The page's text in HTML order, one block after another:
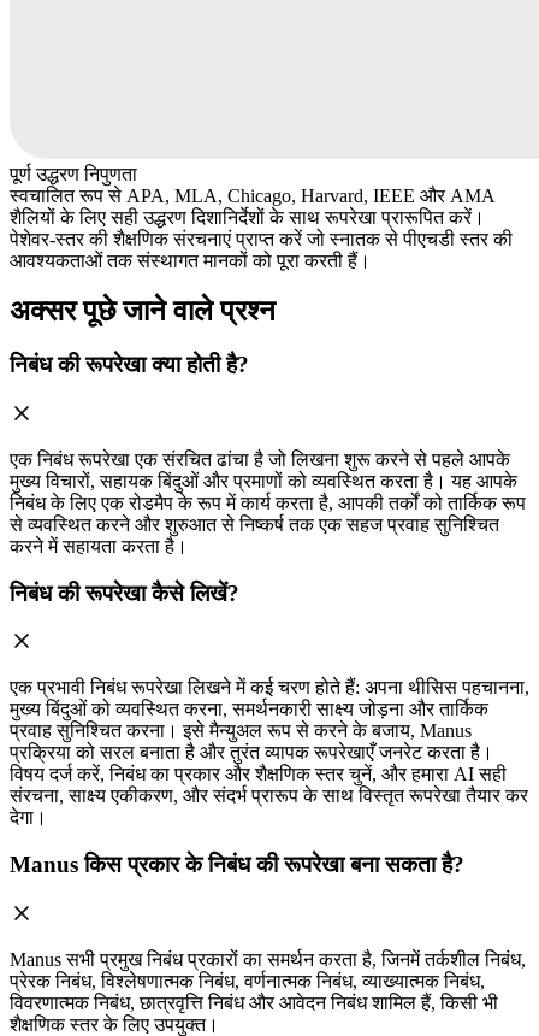
पूर्ण उद्धरण निपुणता
स्वचालित रूप से APA, MLA, Chicago, Harvard, IEEE और AMA
शैलियों के लिए सही उद्धरण दिशानिर्देशों के साथ रूपरेखा प्रारूपित करें।
पेशेवर-स्तर की शैक्षणिक संरचनाएं प्राप्त करें जो स्नातक से पीएचडी स्तर की
आवश्यकताओं तक संस्थागत मानकों को पूरा करती हैं।
अक्सर पूछे जाने वाले प्रश्न
निबंध की रूपरेखा क्या होती है?
एक निबंध रूपरेखा एक संरचित ढांचा है जो लिखना शुरू करने से पहले आपके
मुख्य विचारों, सहायक बिंदुओं और प्रमाणों को व्यवस्थित करता है। यह आपके
निबंध के लिए एक रोडमैप के रूप में कार्य करता है, आपकी तर्कों को तार्किक रूप
से व्यवस्थित करने और शुरुआत से निष्कर्ष तक एक सहज प्रवाह सुनिश्चित
करने में सहायता करता है।
निबंध की रूपरेखा कैसे लिखें?
एक प्रभावी निबंध रूपरेखा लिखने में कई चरण होते हैं: अपना थीसिस पहचानना,
मुख्य बिंदुओं को व्यवस्थित करना, समर्थनकारी साक्ष्य जोड़ना और तार्किक
प्रवाह सुनिश्चित करना। इसे मैन्युअल रूप से करने के बजाय, Manus
प्रक्रिया को सरल बनाता है और तुरंत व्यापक रूपरेखाएँ जनरेट करता है।
विषय दर्ज करें, निबंध का प्रकार और शैक्षणिक स्तर चुनें, और हमारा AI सही
संरचना, साक्ष्य एकीकरण, और संदर्भ प्रारूप के साथ विस्तृत रूपरेखा तैयार कर
देगा।
Manus किस प्रकार के निबंध की रूपरेखा बना सकता है?
Manus सभी प्रमुख निबंध प्रकारों का समर्थन करता है, जिनमें तर्कशील निबंध,
प्रेरक निबंध, विश्लेषणात्मक निबंध, वर्णनात्मक निबंध, व्याख्यात्मक निबंध,
विवरणात्मक निबंध, छात्रवृत्ति निबंध और आवेदन निबंध शामिल हैं, किसी भी
शैक्षणिक स्तर के लिए उपयुक्त।